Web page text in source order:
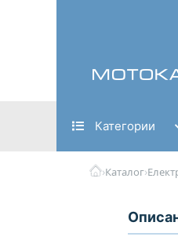
Категории
›Каталог›